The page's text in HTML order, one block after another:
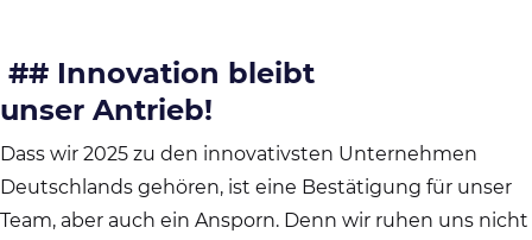
## Innovation bleibt
unser Antrieb!
Dass wir 2025 zu den innovativsten Unternehmen
Deutschlands gehören, ist eine Bestätigung für unser
Team, aber auch ein Ansporn. Denn wir ruhen uns nicht